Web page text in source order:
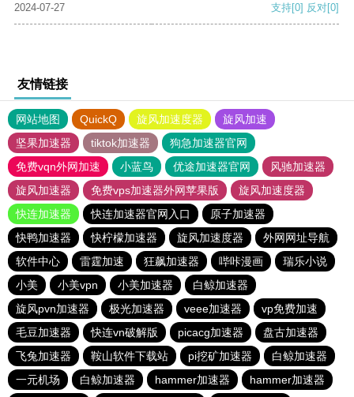
2024-07-27
支持[0] 反对[0]
友情链接
网站地图 QuickQ 旋风加速度器
旋风加速
坚果加速器
tiktok加速器
狗急加速器官网
免费vqn外网加速
小蓝鸟 优途加速器官网
风驰加速器
旋风加速器
免费vps加速器外网苹果版
旋风加速度器
快连加速器
快连加速器官网入口
原子加速器
快鸭加速器
快柠檬加速器 旋风加速度器
外网网址导航
软件中心
雷霆加速 狂飙加速器 哔咔漫画
瑞乐小说
小美
小美vpn 小美加速器
白鲸加速器
旋风pvn加速器
极光加速器 veee加速器
vp免费加速
毛豆加速器
快连vn破解版 picacg加速器
盘古加速器
飞兔加速器
鞍山软件下载站 pi挖矿加速器
白鲸加速器
一元机场
白鲸加速器 hammer加速器 hammer加速器